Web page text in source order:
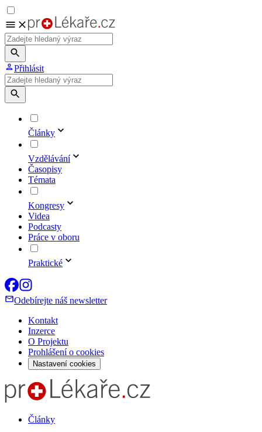
Přihlásit
Články
Vzdělávání
Časopisy
Témata
Kongresy
Videa
Podcasty
Práce v oboru
Praktické
Odebírejte náš newsletter
Kontakt
Inzerce
O Projektu
Prohlášení o cookies
Nastavení cookies
Články